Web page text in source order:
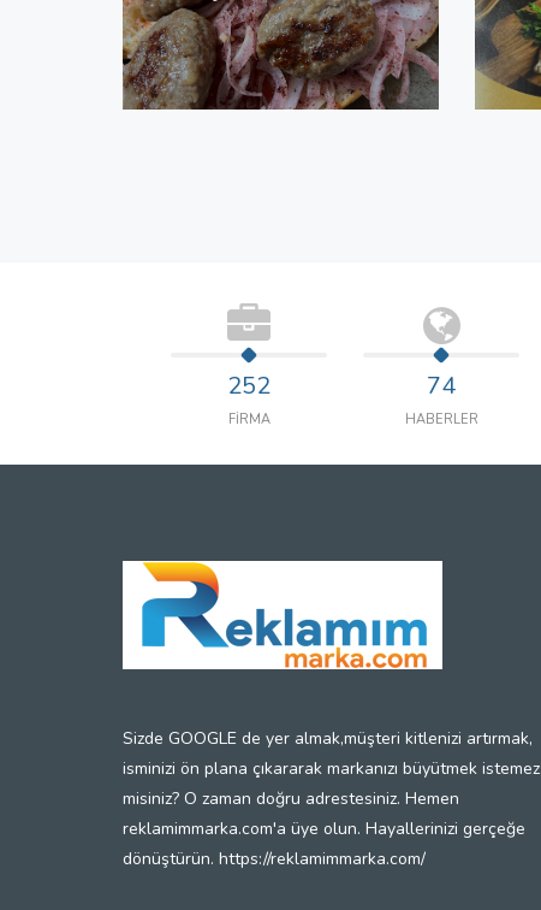
252
FİRMA
74
HABERLER
Sizde GOOGLE de yer almak,müşteri kitlenizi artırmak,
isminizi ön plana çıkararak markanızı büyütmek istemez
misiniz? O zaman doğru adrestesiniz. Hemen
reklamimmarka.com'a üye olun. Hayallerinizi gerçeğe
dönüştürün. https://reklamimmarka.com/